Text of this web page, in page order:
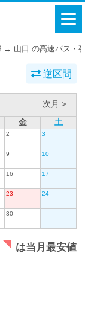
→ 山口 の高速バス・
逆区間
次月 >
金 土
2 3
9 10
16 17
23 24
30
は当月最安値